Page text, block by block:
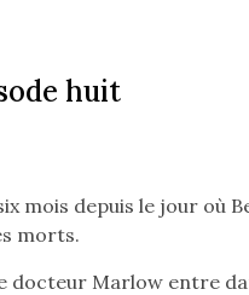
huit
mois depuis le jour où
morts.
docteur Marlow entre